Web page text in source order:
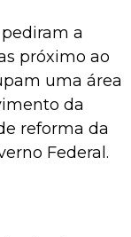
a
próximo ao
uma área
da
reforma da
Federal.